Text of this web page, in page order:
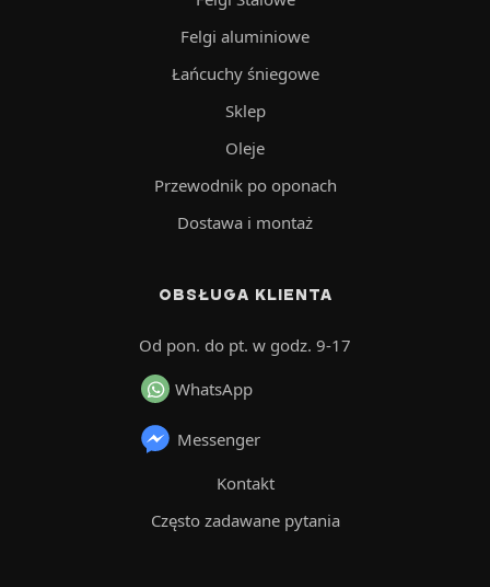
Felgi aluminiowe
Łańcuchy śniegowe
Sklep
Oleje
Przewodnik po oponach
Dostawa i montaż
OBSŁUGA KLIENTA
Od pon. do pt. w godz. 9-17
WhatsApp
Messenger
Kontakt
Często zadawane pytania